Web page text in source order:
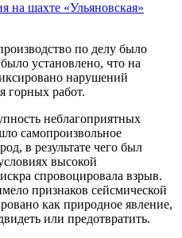
на шахте «Ульяновская»
по делу было
установлено, что на
нарушений
горных работ.
неблагоприятных
самопроизвольное
в результате чего был
высокой
спровоцировала взрыв.
признаков сейсмической
как природное явление,
или предотвратить.